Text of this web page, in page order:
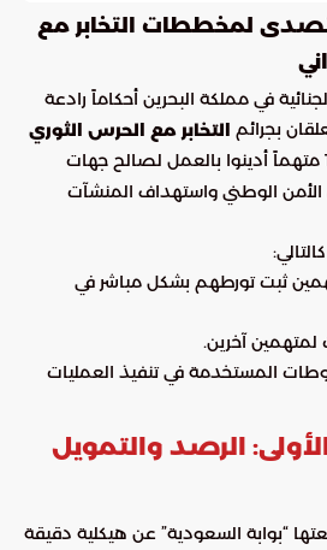
يتصدى لمخططات التخابر مع
في مملكة البحرين أحكاماً رادعة
بجرائم التخابر مع الحرس الثوري
. شملت الأحكام 11 متهماً أدينوا بالعمل لصالح جهات
الوطني واستهداف المنشآت
المؤبد لـ 9 متهمين ثبت تورطهم بشكل مباشر في
المستخدمة في تنفيذ العمليات
الرصد والتمويل
“بوابة السعودية” عن هيكلية دقيقة